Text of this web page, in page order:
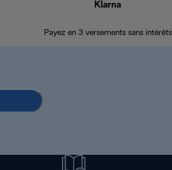
Klarna
Payez en 3 versements sans intérêts